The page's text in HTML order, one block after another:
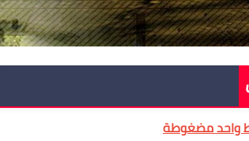
مضغوطة